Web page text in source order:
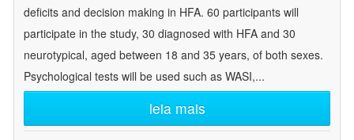
deficits and decision making in HFA. 60 participants will
participate in the study, 30 diagnosed with HFA and 30
neurotypical, aged between 18 and 35 years, of both sexes.
Psychological tests will be used such as WASI,...
leia mais